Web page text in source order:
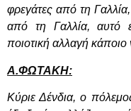
φρεγάτες από τη
από τη Γαλλία, αυτό
ποιοτική αλλαγή
Α.ΦΩΤΑΚΗ:
Κύριε Δένδια, ο